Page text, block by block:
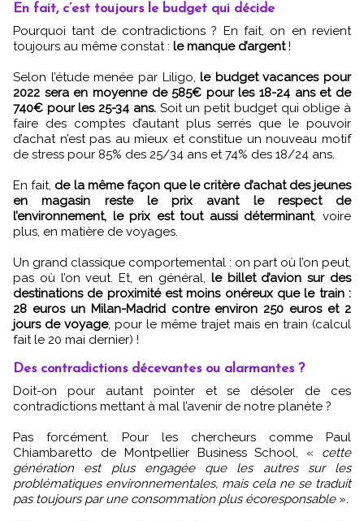
En fait, c’est toujours le budget qui décide
Pourquoi tant de contradictions ? En fait, on en revient
toujours au même constat : le manque d’argent!
Selon l’étude menée par Liligo,le budget vacances pour
2022 sera en moyenne de 585€ pour les 18-24 ans et de
740€ pour les 25-34 ans.Soit un petit budget qui oblige à
faire des comptes d’autant plus serrés que le pouvoir
d’achat n’est pas au mieux et constitue un nouveau motif
de stress pour 85% des 25/34 ans et 74% des 18/24 ans.
En fait, de la même façon que le critère d’achat des jeunes
en magasin reste le prix avant le respect de
l’environnement, le prix est tout aussi déterminant, voire
plus, en matière de voyages.
Un grand classique comportemental : on part où l’on peut,
pas où l’on veut. Et, en général, le billet d’avion sur des
destinations de proximité est moins onéreux que le train :
28 euros un Milan-Madrid contre environ 250 euros et 2
jours de voyage, pour le même trajet mais en train (calcul
fait le 20 mai dernier) !
Des contradictions décevantes ou alarmantes ?
Doit-on pour autant pointer et se désoler de ces
contradictions mettant à mal l’avenir de notre planète ?
Pas forcément. Pour les chercheurs comme Paul
Chiambaretto de Montpellier Business School, « cette
génération est plus engagée que les autres sur les
problématiques environnementales, mais cela ne se traduit
pas toujours par une consommation plus écoresponsable».